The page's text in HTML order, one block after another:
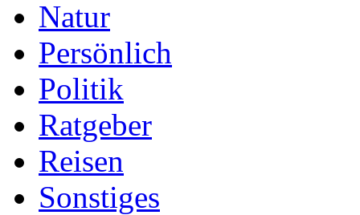
Natur
Persönlich
Politik
Ratgeber
Reisen
Sonstiges